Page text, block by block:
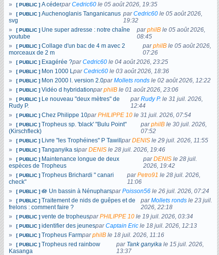
»
[ PUBLIC ]A céderparCedric60 le05 août 2026, 19:35
»
[ PUBLIC ]Auchenoglanis Tanganicanus
svg
parCedric60le 05 août 2026,
19:32
»
[ PUBLIC ] Une super adresse : notre chaîne
youtube
parphilBle 05 août 2026,
08:45
»
[ PUBLIC ]Collage d'un bac de 4 m avec 2
morceaux de 2 m
parphilBle 05 août 2026,
07:26
»
[ PUBLIC ] Exagérée ?parCedric60 le04 août 2026, 23:25
»
[ PUBLIC ] Mon 1000 LparCedric60 le03 août 2026, 18:36
»
[ PUBLIC ] Mon 2000 l. version 2.0parMollets ronds le02 août 2026, 12:22
»
[ PUBLIC ]Vidéo d hybridationparphilB le01 août 2026, 23:06
»
[ PUBLIC ] Le nouveau "deux mètres" de
Rudy P.
parRudy P. le 31 juil. 2026,
12:44
»
[ PUBLIC ]Chez Philippe 10parPHILIPPE 10 le31 juil. 2026, 07:54
»
[ PUBLIC ] Tropheus sp. 'black' "Bulu Point"
(Kirschfleck)
parphilBle 30 juil. 2026,
07:52
»
[ PUBLIC ] Livre "les Trophéines" P TawillparDENIS le29 juil. 2026, 11:55
»
[ PUBLIC ] Tanganyika siparDENIS le28 juil. 2026, 19:46
»
[ PUBLIC ] Maintenance longue de deux
espèces de Tropheus
parDENISle 28 juil.
2026, 19:42
»
[ PUBLIC ] Tropheus Brichardi " canari
check"
parPetro91 le 28 juil. 2026,
11:06
»
[ PUBLIC ]🪷 Un bassin à NénupharsparPoisson56 le26 juil. 2026, 07:24
»
[ PUBLIC ] Traitement de nids de guêpes et de
frelons : comment faire ?
parMollets rondsle 23 juil.
2026, 22:18
»
[ PUBLIC ]vente de tropheusparPHILIPPE 10 le 19 juil. 2026, 03:34
»
[ PUBLIC ]identifier des jeunesparCaptain Eric le 18 juil. 2026, 12:13
»
[ PUBLIC ] Tropheus FarmparphilB le 18 juil. 2026, 11:16
»
[ PUBLIC ] Tropheus red rainbow
Kasanga
par Tank ganyika le 15 juil. 2026,
13:37